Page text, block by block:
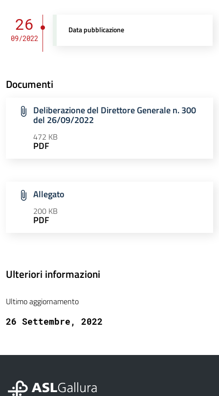
26
09/2022
Data pubblicazione
Documenti
Deliberazione del Direttore Generale n. 300
del 26/09/2022
472 KB
PDF
Allegato
200 KB
PDF
Ulteriori informazioni
Ultimo aggiornamento
26 Settembre, 2022